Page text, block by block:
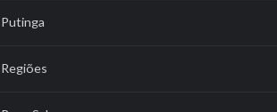
Putinga
Regiões